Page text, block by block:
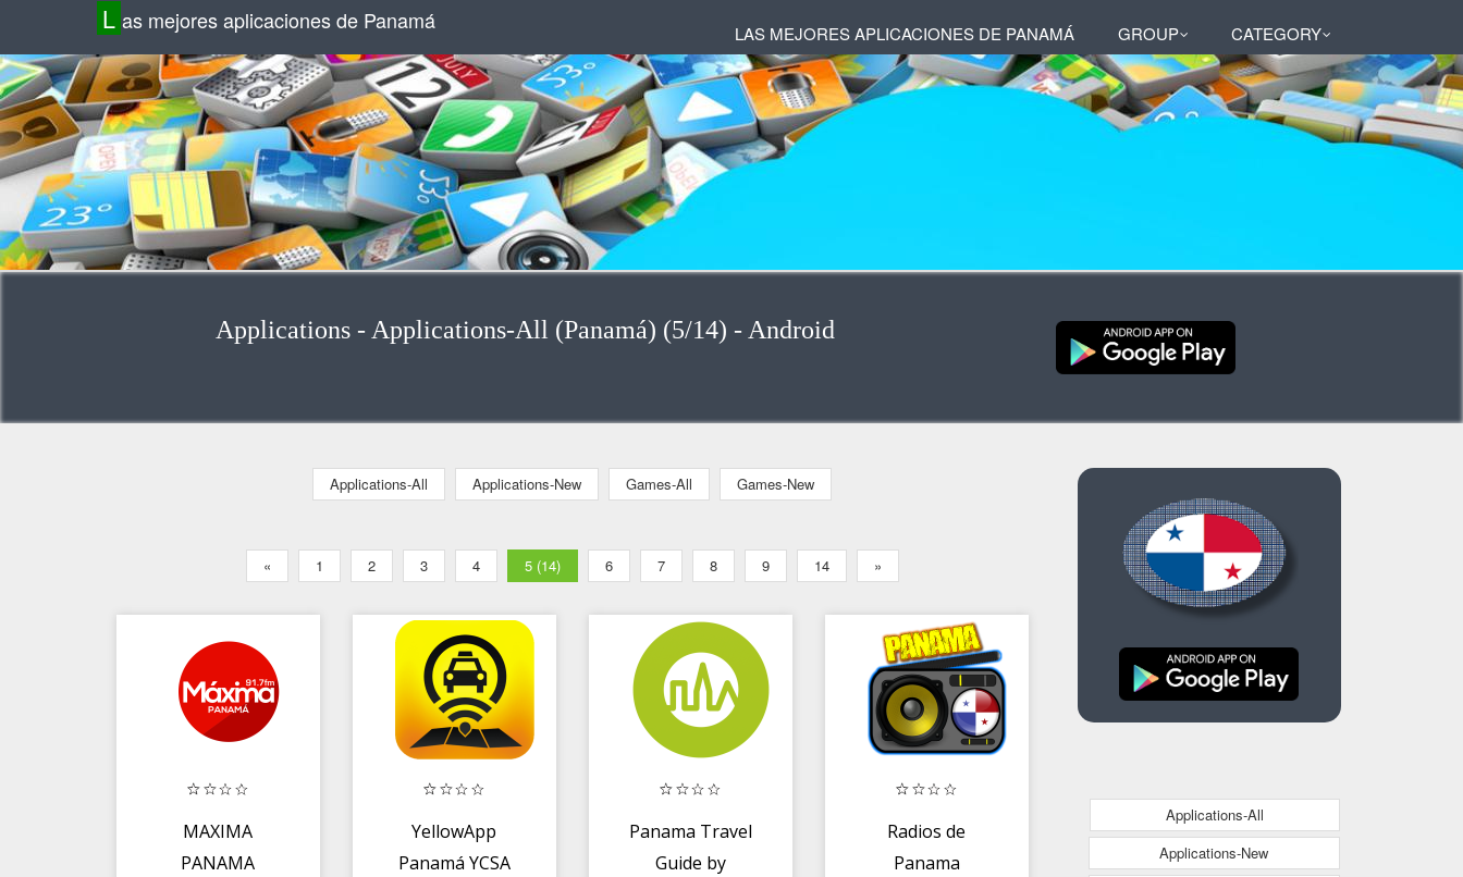
L as mejores aplicaciones de Panamá LAS MEJORES APLICACIONES DE PANAMÁ GROUP CATEGORY
Applications - Applications-All (Panamá) (5/14) - Android
Applications-All Applications-New Games-All Games-New
« 1 2 3 4 5 (14) 6 7 8 9 14 »
MAXIMA
PANAMA
YellowApp
Panamá YCSA
Panama Travel
Guide by
Radios de
Panama
Applications-All
Applications-New